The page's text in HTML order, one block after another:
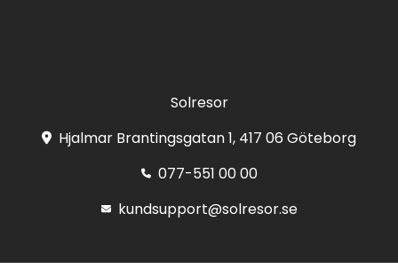
Solresor
Hjalmar Brantingsgatan 1, 417 06 Göteborg
077-551 00 00
kundsupport@solresor.se